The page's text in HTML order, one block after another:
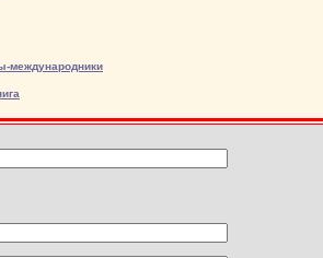
международники